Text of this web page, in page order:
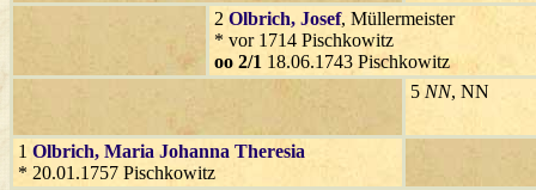
2 Olbrich, Josef, Müllermeister
* vor 1714 Pischkowitz
oo 2/1 18.06.1743 Pischkowitz
5 NN, NN
1 Olbrich, Maria Johanna Theresia
* 20.01.1757 Pischkowitz